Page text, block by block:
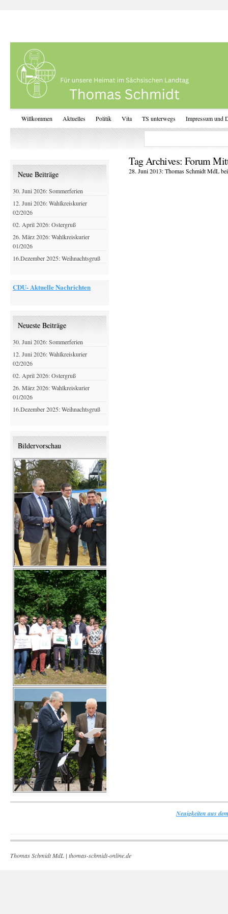
Willkommen Aktuelles Politik Vita TS unterwegs Impressum und
Tag Archives: Forum
28. Juni 2013: Thomas Schmidt MdL
Neue Beiträge
30. Juni 2026: Sommerferien
12. Juni 2026: Wahlkreiskurier
02/2026
02. April 2026: Ostergruß
26. März 2026: Wahlkreiskurier
01/2026
16.Dezember 2025: Weihnachtsgruß
CDU- Aktuelle Nachrichten
Neueste Beiträge
30. Juni 2026: Sommerferien
12. Juni 2026: Wahlkreiskurier
02/2026
02. April 2026: Ostergruß
26. März 2026: Wahlkreiskurier
01/2026
16.Dezember 2025: Weihnachtsgruß
Bildervorschau
Neuigkeiten aus
Thomas Schmidt MdL | thomas-schmidt-online.de